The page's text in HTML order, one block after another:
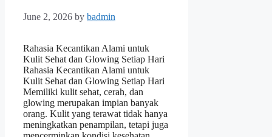
June 2, 2026 by badmin
Rahasia Kecantikan Alami untuk
Kulit Sehat dan Glowing Setiap Hari
Rahasia Kecantikan Alami untuk
Kulit Sehat dan Glowing Setiap Hari
Memiliki kulit sehat, cerah, dan
glowing merupakan impian banyak
orang. Kulit yang terawat tidak hanya
meningkatkan penampilan, tetapi juga